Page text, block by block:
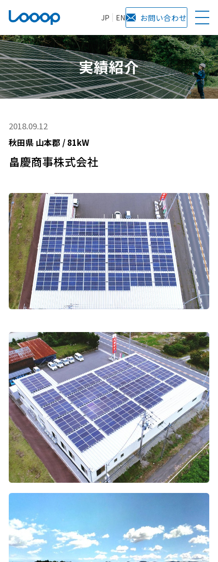
JP EN お問い合わせ
実績紹介
2018.09.12
秋田県 山本郡 / 81kW
畠慶商事株式会社